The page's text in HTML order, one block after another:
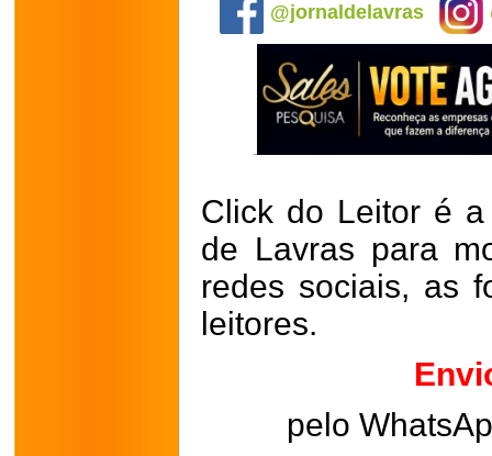
@jornaldelavras
Click do Leitor é
de Lavras para
redes sociais, as
leitores.
pelo